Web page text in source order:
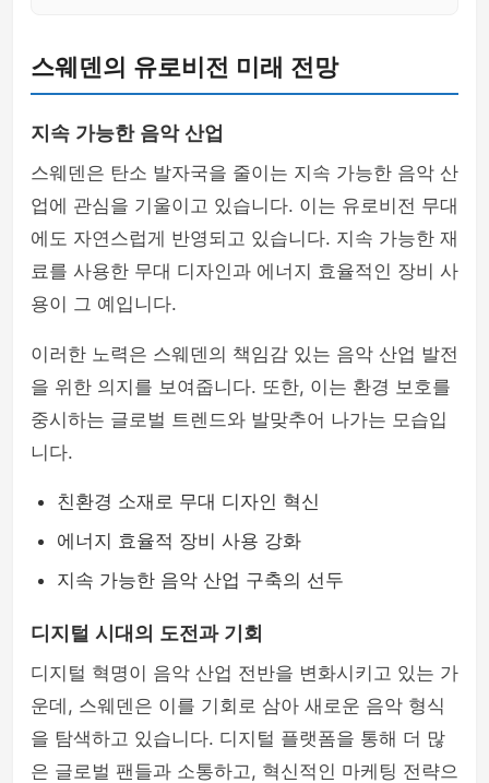
스웨덴의 유로비전 미래 전망
지속 가능한 음악 산업
스웨덴은 탄소 발자국을 줄이는 지속 가능한 음악 산
업에 관심을 기울이고 있습니다. 이는 유로비전 무대
에도 자연스럽게 반영되고 있습니다. 지속 가능한 재
료를 사용한 무대 디자인과 에너지 효율적인 장비 사
용이 그 예입니다.
이러한 노력은 스웨덴의 책임감 있는 음악 산업 발전
을 위한 의지를 보여줍니다. 또한, 이는 환경 보호를
중시하는 글로벌 트렌드와 발맞추어 나가는 모습입
니다.
친환경 소재로 무대 디자인 혁신
에너지 효율적 장비 사용 강화
지속 가능한 음악 산업 구축의 선두
디지털 시대의 도전과 기회
디지털 혁명이 음악 산업 전반을 변화시키고 있는 가
운데, 스웨덴은 이를 기회로 삼아 새로운 음악 형식
을 탐색하고 있습니다. 디지털 플랫폼을 통해 더 많
은 글로벌 팬들과 소통하고, 혁신적인 마케팅 전략으